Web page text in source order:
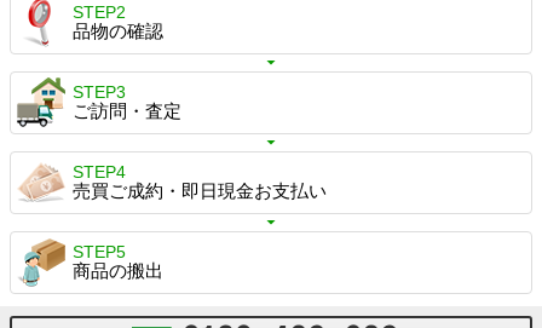
STEP2
品物の確認
STEP3
ご訪問・査定
STEP4
売買ご成約・即日現金お支払い
STEP5
商品の搬出